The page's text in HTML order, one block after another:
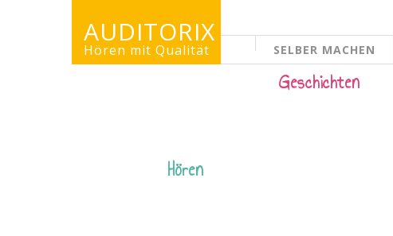
AUDITORIX
Hören mit Qualität KINDERSEITE
SELBER MACHEN
Hören
Geschichten